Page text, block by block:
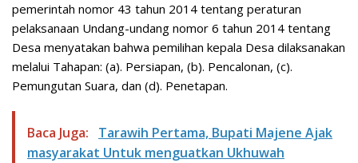
pemerintah nomor 43 tahun 2014 tentang peraturan
pelaksanaan Undang-undang nomor 6 tahun 2014 tentang
Desa menyatakan bahwa pemilihan kepala Desa dilaksanakan
melalui Tahapan: (a). Persiapan, (b). Pencalonan, (c).
Pemungutan Suara, dan (d). Penetapan.
Baca Juga:
Tarawih Pertama, Bupati Majene Ajak
masyarakat Untuk menguatkan Ukhuwah